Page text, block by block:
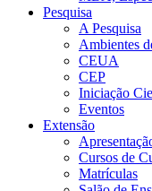
Pesquisa
A Pesquisa
Ambientes
CEUA
CEP
Iniciação
Eventos
Extensão
Cursos de
Matrículas